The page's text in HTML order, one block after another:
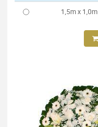
1,5m x 1,0m